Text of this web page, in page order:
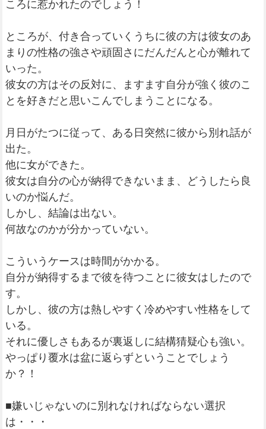
ころに惹かれたのでしょう！
ところが、付き合っていくうちに彼の方は彼女のあ
まりの性格の強さや頑固さにだんだんと心が離れて
いった。
彼女の方はその反対に、ますます自分が強く彼のこ
とを好きだと思いこんでしまうことになる。
月日がたつに従って、ある日突然に彼から別れ話が
出た。
他に女ができた。
彼女は自分の心が納得できないまま、どうしたら良
いのか悩んだ。
しかし、結論は出ない。
何故なのかが分かっていない。
こういうケースは時間がかかる。
自分が納得するまで彼を待つことに彼女はしたので
す。
しかし、彼の方は熱しやすく冷めやすい性格をして
いる。
それに優しさもあるが裏返しに結構猜疑心も強い。
やっぱり覆水は盆に返らずということでしょう
か？！
■嫌いじゃないのに別れなければならない選択
は・・・